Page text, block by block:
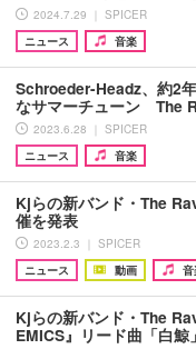
2024.7.29 ｜ SPICER
ニュース
音楽
Schroeder-Headz、約2
なサマーチューン The
2023.6.28 ｜ SPICER
ニュース
音楽
Kjらの新バンド・The
催を発表
2023.2.3 ｜ SPICER
ニュース
動画
Kjらの新バンド・The
EMICS』リード曲「白